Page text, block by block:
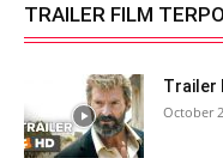
TRAILER FILM
Trailer
October